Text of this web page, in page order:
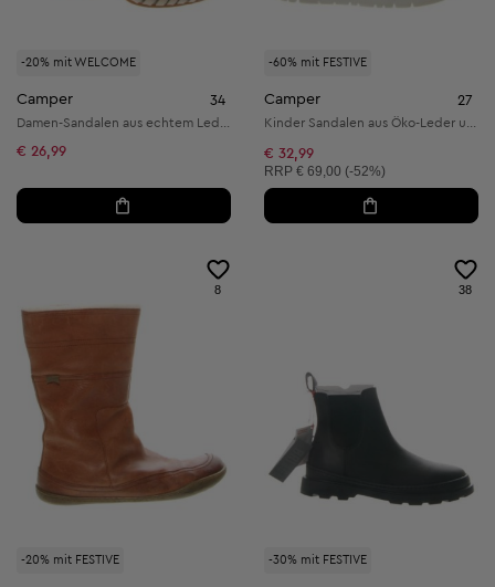
-20% mit WELCOME
Camper 34
€ 26,99
-60% mit FESTIVE
Camper 27
€ 32,99
Unverbindliche Preisempfehlung:
RRP € 69,00 (-52%)
-20% mit FESTIVE
8
-30% mit FESTIVE
38